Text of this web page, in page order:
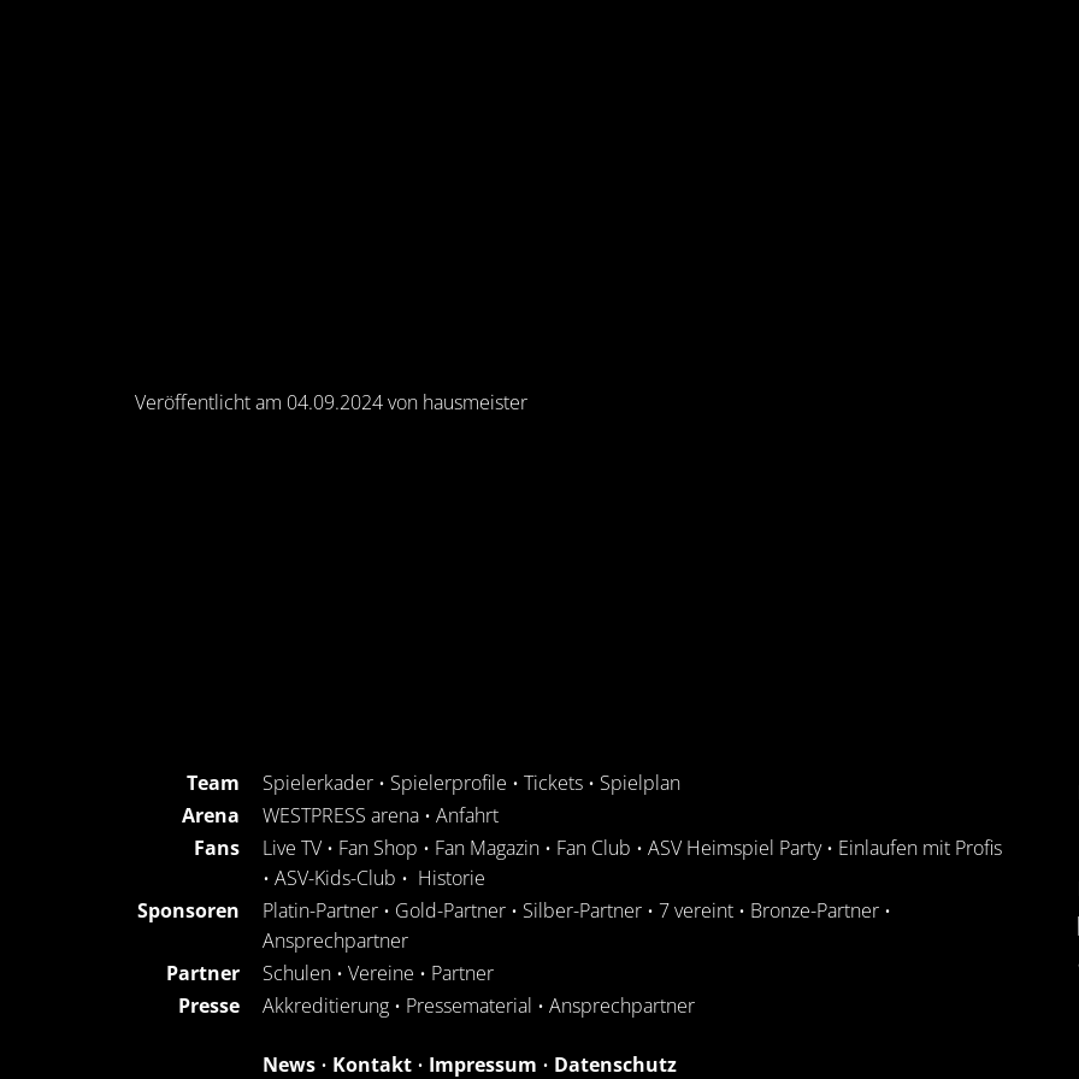
Veröffentlicht am 04.09.2024 von hausmeister
Team Spielerkader • Spielerprofile • Tickets • Spielplan
Arena
WESTPRESS arena • Anfahrt
Fans
Live TV • Fan Shop • Fan Magazin • Fan Club • ASV Heimspiel Party• Einlaufen mit Profis
• ASV-Kids-Club • Historie
Sponsoren
Platin-Partner • Gold-Partner • Silber-Partner • 7 vereint • Bronze-Partner •
Ansprechpartner
Partner
Schulen • Vereine • Partner
Presse
Akkreditierung • Pressematerial • Ansprechpartner
News • Kontakt • Impressum • Datenschutz